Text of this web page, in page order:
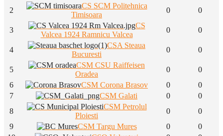
2
CS SCM Politehnica
Timisoara
0 0
3
CS
Valcea 1924 Ramnicu Valcea
0 0
4
CSA Steaua
Bucuresti
0 0
5
CSM CSU Raiffeisen
Oradea
0
0
6
CSM Corona Brasov 0
0
7
CSM Galati 0
0
8
CSM Petrolul
Ploiesti
0
0
9
CSM Targu Mures 0
0